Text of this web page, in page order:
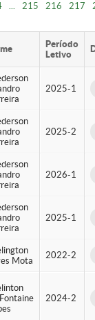
... 215 216 217
Período
Letivo
2025-1
2025-2
2026-1
2025-1
Mota
2022-2
2024-2